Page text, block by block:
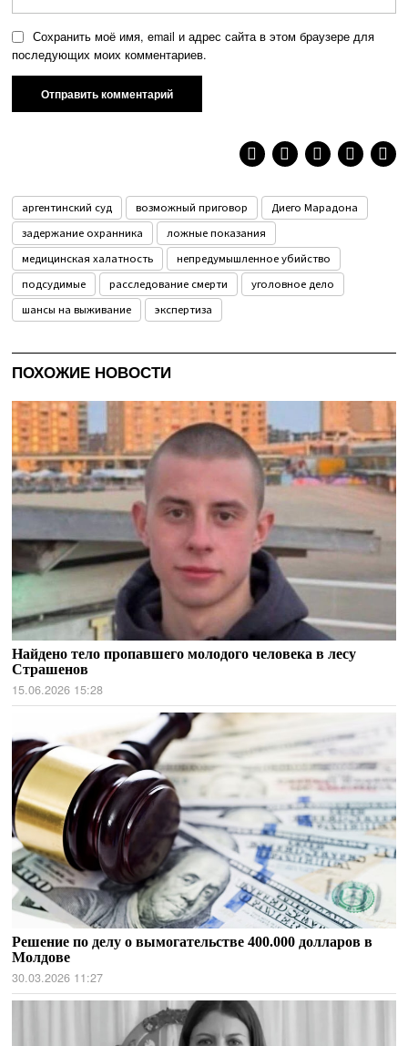
Сохранить моё имя, email и адрес сайта в этом браузере для
последующих моих комментариев.
аргентинский суд возможный приговор
Диего Марадона
задержание охранника
ложные показания
медицинская халатность
непредумышленное убийство
подсудимые
расследование смерти
уголовное дело
шансы на выживание
экспертиза
ПОХОЖИЕ НОВОСТИ
Найдено тело пропавшего молодого человека в лесу
Страшенов
15.06.2026 15:28
Решение по делу о вымогательстве 400.000 долларов в
Молдове
30.03.2026 11:27